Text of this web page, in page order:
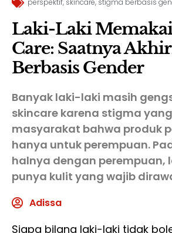
perspektif, skincare, stigma berbasis
Laki-Laki
Care: Saatnya
Berbasis Gender
Banyak laki-laki masih
skincare karena stigma
masyarakat bahwa produk
hanya untuk perempuan.
halnya dengan perempuan,
punya kulit yang wajib
Adissa
Siapa bilang laki-laki tidak